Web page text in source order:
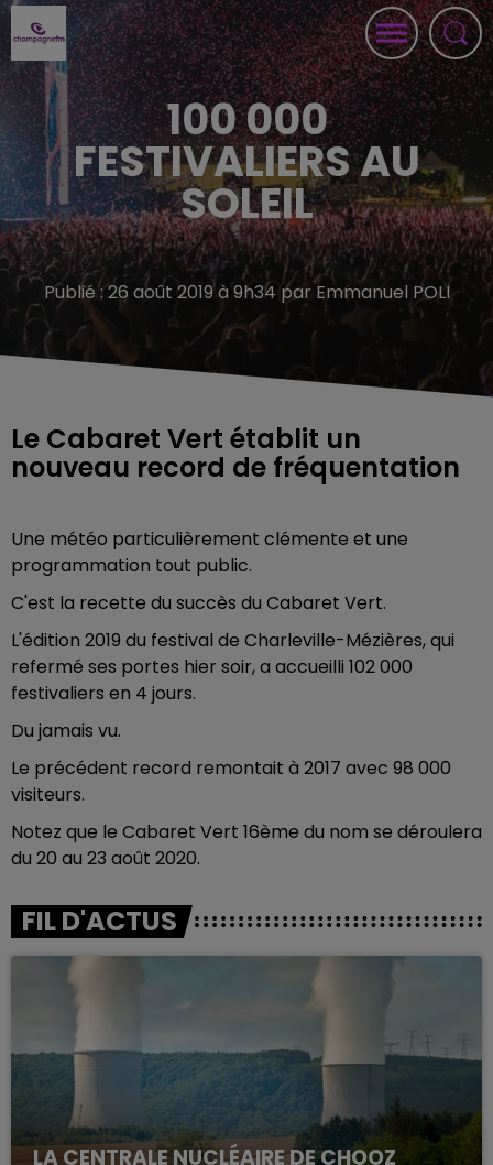
100 000
FESTIVALIERS AU
SOLEIL
Publié : 26 août 2019 à 9h34 par Emmanuel POLI
Le Cabaret Vert établit un
nouveau record de fréquentation
Une météo particulièrement clémente et une
programmation tout public.
C'est la recette du succès du Cabaret Vert.
L'édition 2019 du festival de Charleville-Mézières, qui
refermé ses portes hier soir, a accueilli 102 000
festivaliers en 4 jours.
Du jamais vu.
Le précédent record remontait à 2017 avec 98 000
visiteurs.
Notez que le Cabaret Vert 16ème du nom se déroulera
du 20 au 23 août 2020.
FIL D'ACTUS
LA CENTRALE NUCLÉAIRE DE CHOOZ